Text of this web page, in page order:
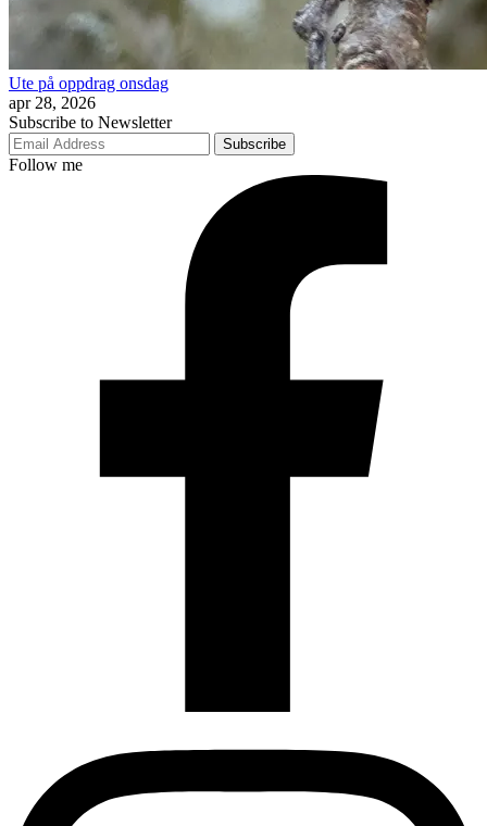
Ute på oppdrag onsdag
apr 28, 2026
Subscribe to Newsletter
Subscribe
Follow me